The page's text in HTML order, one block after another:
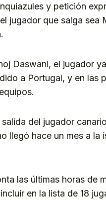
y petición
jugador que salga
Daswani, el jugador
a Portugal, y en las
del jugador
llegó hace un mes a
las últimas horas de
en la lista de 18